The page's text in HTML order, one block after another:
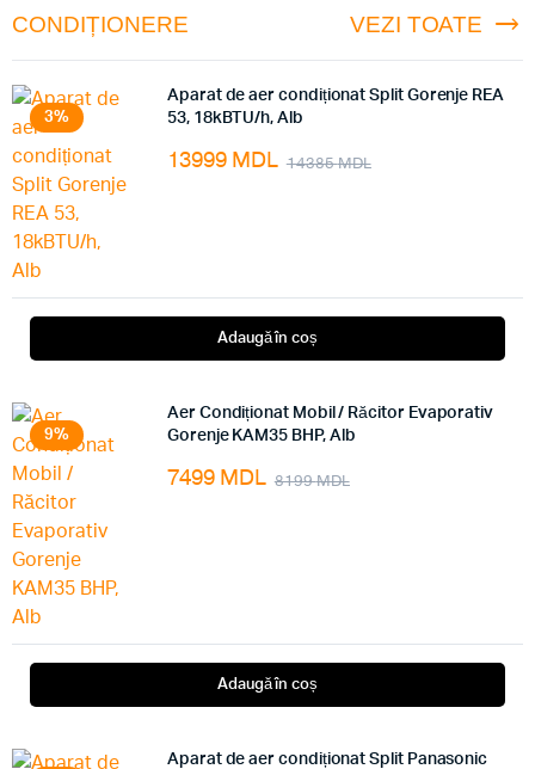
CONDIȚIONERE VEZI TOATE
3%
Aparat de aer condiționat Split Gorenje REA
53, 18kBTU/h, Alb
14385MDL
13999 MDL
Adaugă în coș
9%
Aer Condiționat Mobil / Răcitor Evaporativ
Gorenje KAM35 BHP, Alb
8199MDL
7499 MDL
Adaugă în coș
Aparat de aer condiționat Split Panasonic